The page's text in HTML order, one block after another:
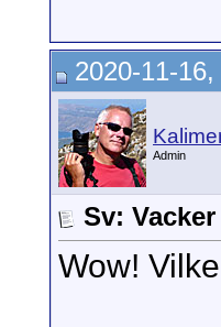
2020-11-
Admin
Sv:
Wow!